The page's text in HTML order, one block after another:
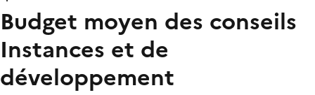
Budget moyen des conseils
Instances et de
développement